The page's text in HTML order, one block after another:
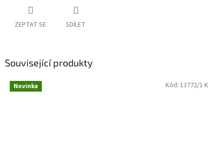
ZEPTAT SE SDÍLET
Související produkty
Novinka Kód: 13772/1 K